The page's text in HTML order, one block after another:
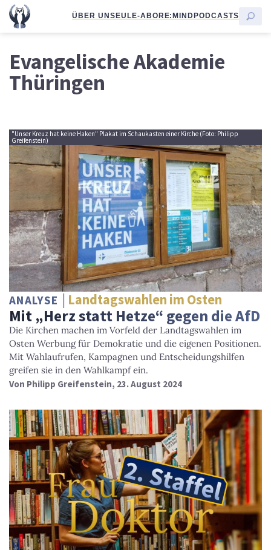
ÜBER UNSEULE-ABORE:MINDPODCASTS
Evangelische Akademie
Thüringen
"Unser Kreuz hat keine Haken" Plakat im Schaukasten einer Kirche (Foto: Philipp
Greifenstein)
ANALYSE Landtagswahlen im Osten
Mit „Herz statt Hetze“ gegen die AfD
Die Kirchen machen im Vorfeld der Landtagswahlen im
Osten Werbung für Demokratie und die eigenen Positionen.
Mit Wahlaufrufen, Kampagnen und Entscheidungshilfen
greifen sie in den Wahlkampf ein.
Von Philipp Greifenstein, 23. August 2024